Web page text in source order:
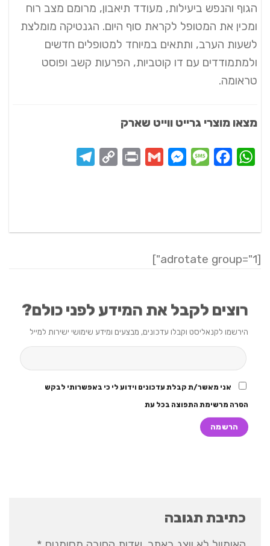
הגוף והנפש ביעילות, מעודד תיאבון, מרומם מצב רוח
ומכין את המטופל לקראת סוף היום. הגנטיקה מומלצת
לשעות הערב, ותתאים במיוחד למטופלים חדשים
ולמתמודדים עם דו קוטביות, הפרעות קשב ופוסט
טראומה.
מצאו מוצרי גרייט ווייט שארק
WhatsApp
Facebook
Message
Messenger
Gmail
Print
Copy
[adrotate group="1"]
רוצים לקבל את המידע לפני כולם?
הירשמו לקנאליסט וקבלו עדכונים, מבצעים ומידע שימושי ישירות למייל
אני מאשר/ת קבלת עדכונים וידוע לי כי באפשרותי לבקש
הסרה מרשימת התפוצה בכל עת
כתיבת תגובה